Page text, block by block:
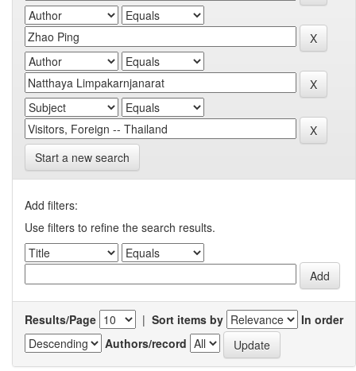
Start a new search
Add filters:
Use filters to refine the search results.
Results/Page | Sort items by
In order
Authors/record